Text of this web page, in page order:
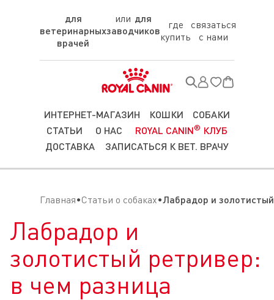
для
ветеринарных
врачей
для
заводчиков
где
купить
связаться
с нами
ИНТЕРНЕТ-МАГАЗИН КОШКИ
СОБАКИ
СТАТЬИ
О НАС ROYAL CANIN® КЛУБ
ДОСТАВКА
ЗАПИСАТЬСЯ К ВЕТ. ВРАЧУ
Главная Статьи о собаках Лабрадор и
Лабрадор и
золотистый ретривер:
в чем разница